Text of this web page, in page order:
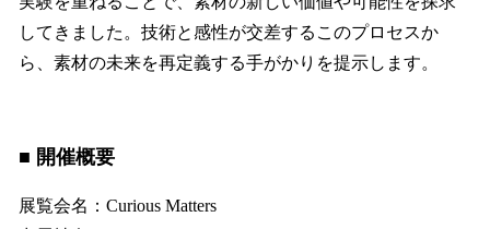
してきました。技術と感性が交差するこのプロセスか
ら、素材の未来を再定義する手がかりを提示します。
■ 開催概要
展覧会名：Curious Matters